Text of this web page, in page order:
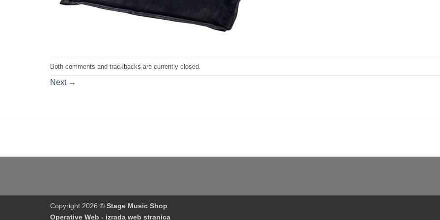
Both comments and trackbacks are currently closed.
Next →
Copyright 2026 © Stage Music Shop
Operative Web - izrada web stranica